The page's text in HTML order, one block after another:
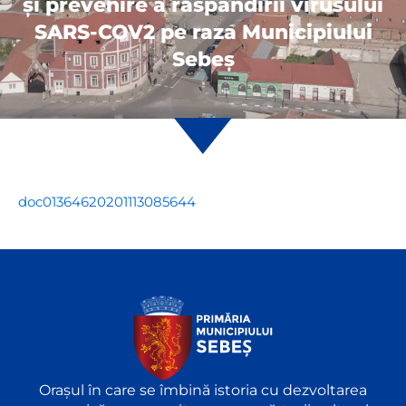
şi prevenire a răspândirii virusului
SARS-COV2 pe raza Municipiului
Sebeş
doc01364620201113085644
Orașul în care se îmbină istoria cu dezvoltarea